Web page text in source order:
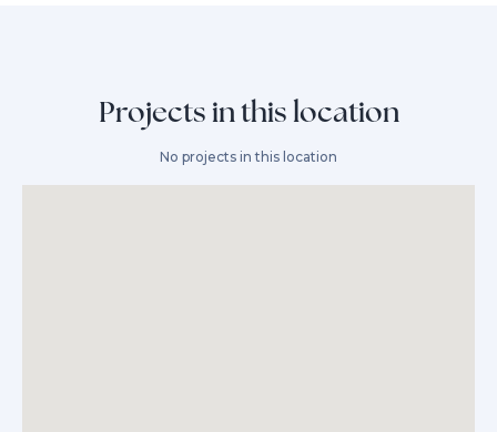
Projects in this location
No projects in this location